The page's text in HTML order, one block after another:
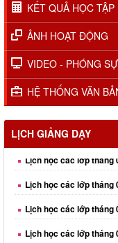
KẾT QUẢ HỌC TẬP
ẢNH HOẠT ĐỘNG
VIDEO - PHÓNG SỰ
HỆ THỐNG VĂN
LỊCH GIẢNG DẠY
Lịch học các lớp tháng
Lịch học các lớp tháng
Lịch học các lớp tháng
Lịch học các lớp tháng
Lịch học các lớp tháng